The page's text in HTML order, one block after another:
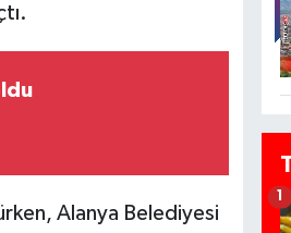
Alanya Belediyesi
1